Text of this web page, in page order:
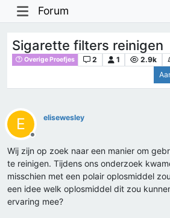
Forum
Sigarette filters reinigen
Overige Proefjes 2 1 2.9k
E
Offline
elisewesley
Wij zijn op zoek naar een manier om
te reinigen. Tijdens ons onderzoek
misschien met een polair oplosmiddel
een idee welk oplosmiddel dit zou
ervaring mee?